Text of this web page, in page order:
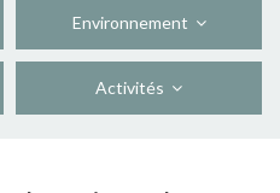
Environnement
Activités